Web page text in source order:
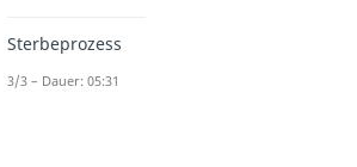
Sterbeprozess
3/3 – Dauer: 05:31